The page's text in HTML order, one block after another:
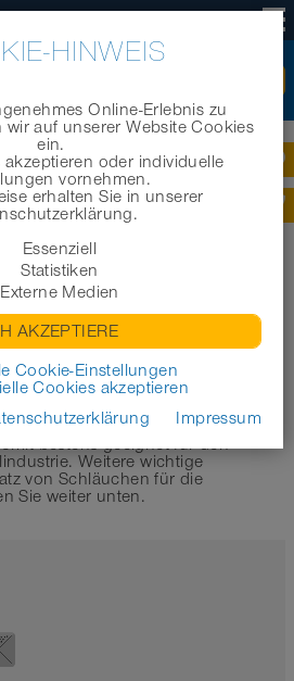
|
DIE
wir Sie bei der Auswahl des
Anwendungen in der
Im Folgenden haben wir
Schläuche für den
Schweißgeräten sowie
Schlauchsortiment für Sie
aufgeführten Produkte eignen
Stäuben, Feststoffen und
bestens geeignet für den
Weitere wichtige
von Schläuchen für die
Sie weiter unten.
HINWEIS
Online-Erlebnis zu
auf unserer Website Cookies
ein.
oder individuelle
vornehmen.
erhalten Sie in unserer
Essenziell
Statistiken
Externe Medien
AKZEPTIERE
Cookie-Einstellungen
Cookies akzeptieren
Impressum